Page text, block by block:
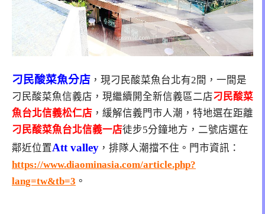
刁民酸菜魚分店 ，現刁民酸菜魚台北有2間，一間是
刁民酸菜魚信義店，現繼續開全新信義區二店刁民酸菜
魚台北信義松仁店 ，緩解信義門市人潮，特地選在距離
刁民酸菜魚台北信義一店徒步5分鐘地方，二號店選在
鄰近位置Att valley ，排隊人潮擋不住。門市資訊：
https://www.diaominasia.com/article.php?
lang=tw&tb=3 。